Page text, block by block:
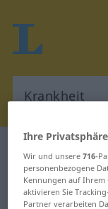
Deutsch-
für
Ihre
Wir und unsere716-
personenbezogene
Kennungen auf Ihrem
aktivieren Sie
Partner verarbeiten